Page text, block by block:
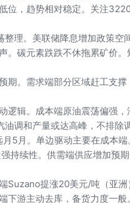
位，趋势相对稳定。关注
整理。美联储降息增加政策空
。碳元素跌跌不休拖累矿价
期。需求端部分区域赶工支
逻辑。成本端原油震荡偏强
调和产量或达高峰，不排除
月5月。单边驱动主要在成本
持续性。供需端供应增加预
Suzano提涨20美元/吨（亚
下游主动去库，备货力度一